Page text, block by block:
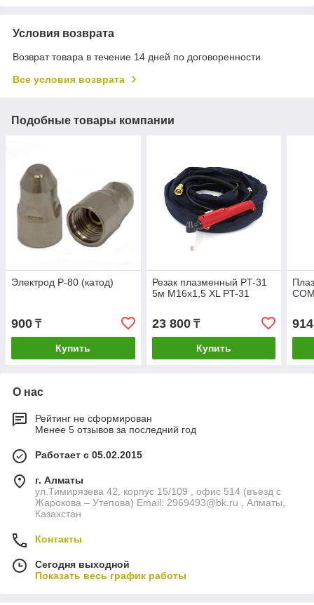
Условия возврата
Возврат товара в течение 14 дней по договоренности
Все условия возврата
Подобные товары компании
Электрод P-80 (катод)
900 ₸
Купить
Резак плазменный РT-31
5м М16х1,5 XL PT-31
23 800₸
Купить
О нас
Рейтинг не сформирован
Менее 5 отзывов за последний год
Работает с 05.02.2015
г. Алматы
ул.Тимирязева 42, корпус 15/109 , офис 514 (въезд с
Жарокова – Утепова) Email: 2969493@bk.ru , Алматы,
Казахстан
Контакты
Сегодня выходной
Показать весь график работы